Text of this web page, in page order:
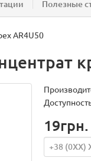
Полезные
AR4U50
19грн.